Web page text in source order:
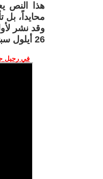
هذا النص
محايداً، بل
وقد نشر
26 أيلول سبتمبر 2025 وترجم بعدها إلى عدة لغات.
في رحيل